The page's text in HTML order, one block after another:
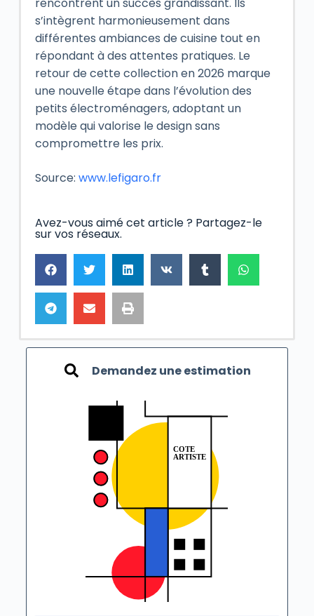
s’intègrent harmonieusement dans
différentes ambiances de cuisine tout en
répondant à des attentes pratiques. Le
retour de cette collection en 2026 marque
une nouvelle étape dans l’évolution des
petits électroménagers, adoptant un
modèle qui valorise le design sans
compromettre les prix.
Source: www.lefigaro.fr
Avez-vous aimé cet article ? Partagez-le
sur vos réseaux.
Demandez une estimation